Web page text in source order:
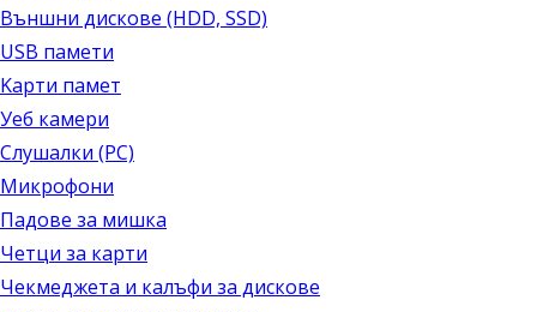
Външни дискове (HDD, SSD)
USB памети
Kарти памет
Уеб камери
Слушалки (PC)
Микрофони
Падове за мишка
Четци за карти
Чекмеджета и калъфи за дискове